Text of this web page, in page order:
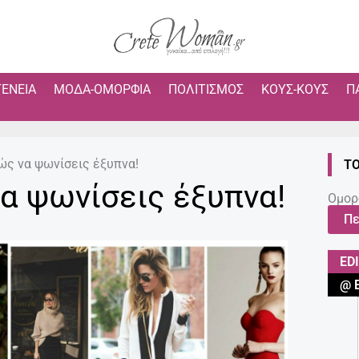
ΜΌΔΑ-ΟΜΟΡΦΙΆ ΠΟΛΙΤΙΣΜΌΣ ΚΟΥΣ-ΚΟΥΣ
να ψωνίσεις έξυπνα!
ψωνίσεις έξυπνα!
@